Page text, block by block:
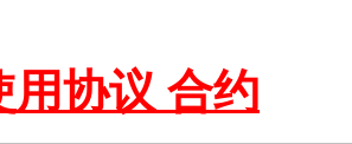
用协议 合约